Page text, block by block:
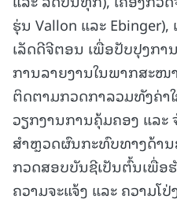
ຮຸ່ນ Vallon ແລະ
ເລັດດີຈີຕອນ ເພື່ອປັບປຸງກາ
ການລາຍງານໃນພາກສະໜ
ຕິດຕາມກວດກາລວມທັງຄ່າ
ວຽກງານການຄຸ້ມຄອງ ແລະ
ສໍາຫຼວດຜົນກະທົບທາງດ້ານ
ກວດສອບບັນຊີເປັນຕົ້ນເພື່
ຄວາມຈະແຈ້ງ ແລະ ຄວາມໂ